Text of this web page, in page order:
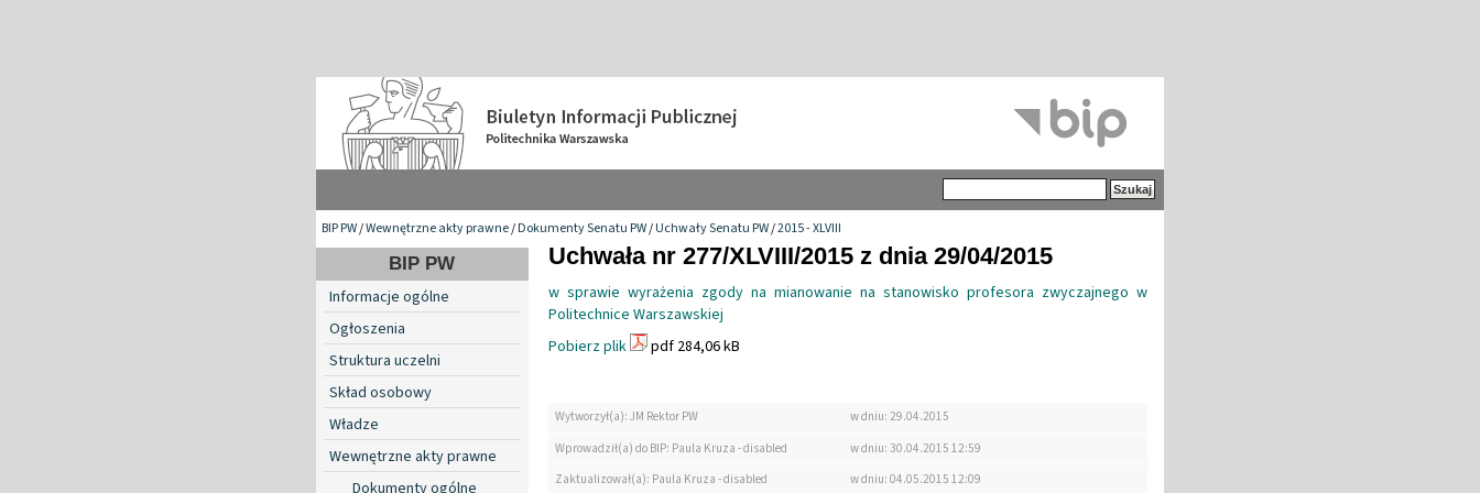
BIP PW/Wewnętrzne akty prawne/Dokumenty Senatu PW/Uchwały Senatu PW/2015 - XLVIII
BIP PW
Informacje ogólne
Ogłoszenia
Struktura uczelni
Skład osobowy
Władze
Wewnętrzne akty prawne
Dokumenty ogólne
Uchwała nr 277/XLVIII/2015 z dnia 29/04/2015
w sprawie wyrażenia zgody na mianowanie na stanowisko profesora zwyczajnego w
Politechnice Warszawskiej
Pobierz plik
pdf 284,06 kB
Wytworzył(a): JM Rektor PW
w dniu: 29.04.2015
Wprowadził(a) do BIP: Paula Kruza - disabled
w dniu: 30.04.2015 12:59
Zaktualizował(a): Paula Kruza - disabled
w dniu: 04.05.2015 12:09